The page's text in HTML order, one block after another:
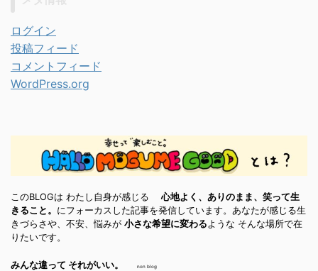
ログイン
投稿フィード
コメントフィード
WordPress.org
このBLOGは わたし自身が感じる心地よく、ありのまま、笑って生
きること。 にフォーカスした記事を発信しています。あなたが感じる生
きづらさや、不安、悩みが 小さな希望に変わる ような そんな場所で在
りたいです。
みんな違って それがいい。 non blog